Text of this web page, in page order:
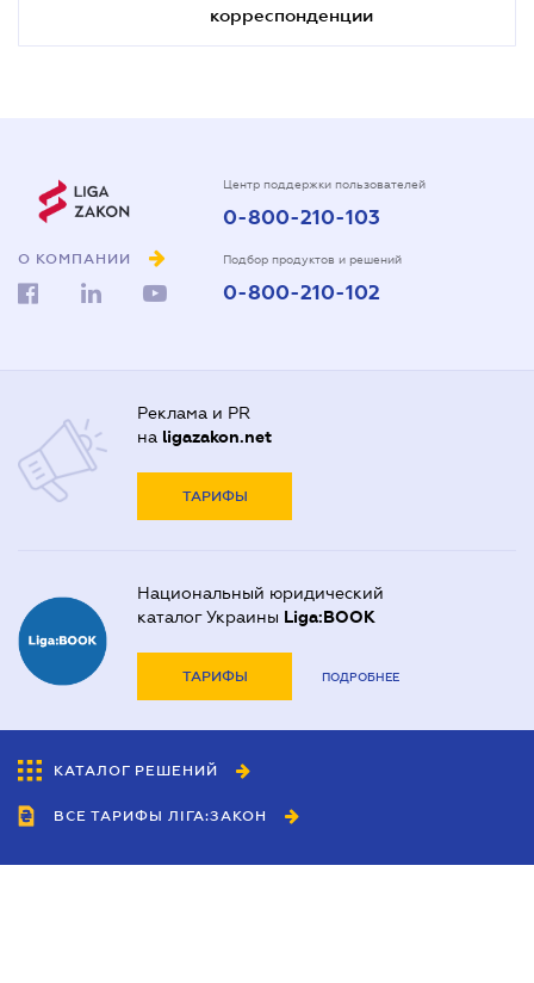
корреспонденции
О КОМПАНИИ
Центр поддержки пользователей
0-800-210-103
Подбор продуктов и решений
0-800-210-102
Реклама и PR
на ligazakon.net
ТАРИФЫ
Национальный юридический
каталог Украины Liga:BOOK
ТАРИФЫ ПОДРОБНЕЕ
КАТАЛОГ РЕШЕНИЙ
ВСЕ ТАРИФЫ ЛІГА:ЗАКОН